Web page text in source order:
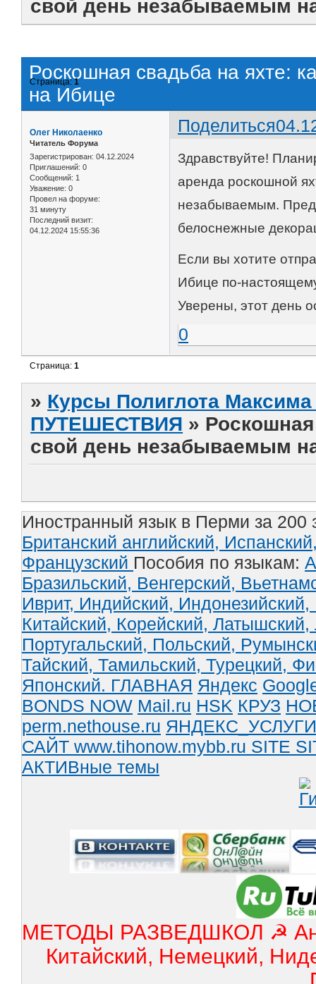
свой день незабываемым
Роскошная свадьба на яхте:
на Ибице
Страница:1
Поделиться
Олег Николаенко
Читатель Форума
Зарегистрирован: 04.12.2024
Приглашений: 0
Сообщений: 1
Уважение: 0
Провел на форуме:
31 минуту
Последний визит:
04.12.2024 15:55:36
Здравствуйте!
аренда роскошной
незабываемым.
белоснежные
Если вы хотите
Ибице по-
Уверены, этот день
0
Страница:1
» Курсы Полиглота
ПУТЕШЕСТВИЯ »
свой день незабываемым
Иностранный язык в Перми за 200
Британский английский,
Французский Пособия по языкам:
Бразильский, Венгерский,
Иврит, Индийский, Индонезийский,
Китайский, Корейский, Латышский,
Португальский, Польский,
Тайский, Тамильский, Турецкий,
Японский. ГЛАВНАЯ Яндекс
BONDS NOW Mail.ru HSK КРУЗ
perm.nethouse.ru ЯНДЕКС_УСЛУГИ
САЙТ www.tihonow.mybb.ru SITE
АКТИВные темы
МЕТОДЫ РАЗВЕДШКОЛ ☭
Китайский, Немецкий,